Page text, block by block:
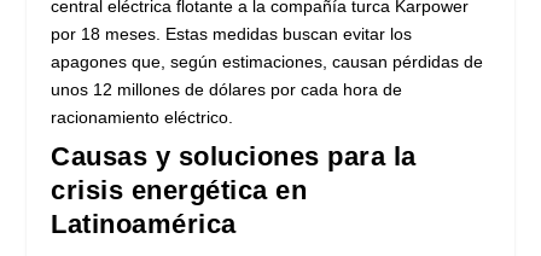
central eléctrica flotante a la compañía turca Karpower
por 18 meses. Estas medidas buscan evitar los
apagones que, según estimaciones, causan pérdidas de
unos 12 millones de dólares por cada hora de
racionamiento eléctrico.
Causas y soluciones para la
crisis energética en
Latinoamérica